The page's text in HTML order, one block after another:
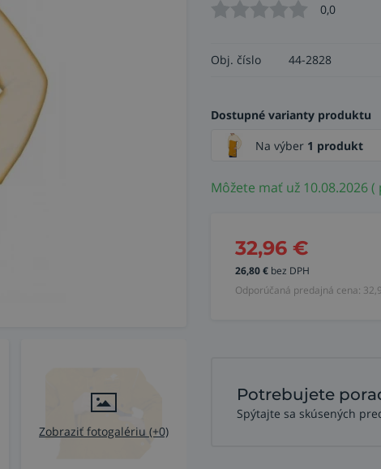
Zobraziť fotogalériu (+0)
0,0
Obj. číslo 44-2828
Dostupné varianty produktu
Na výber 1 produkt
Môžete mať už 10.08.2026
32,96 €
26,80€ bez DPH
Odporúčaná predajná cena:
Potrebujete
Spýtajte sa skúsených